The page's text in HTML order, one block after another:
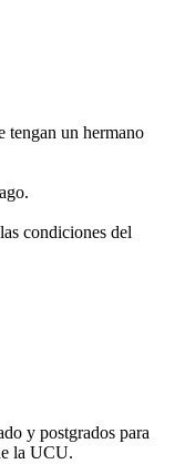
tengan un hermano
condiciones del
y postgrados para
la UCU.